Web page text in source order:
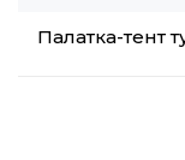
Палатка-тент